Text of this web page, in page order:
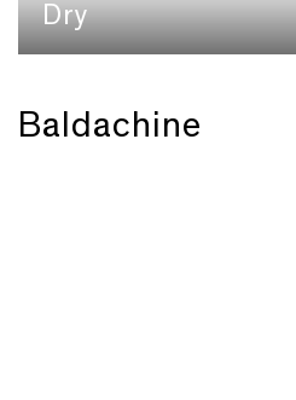
Dry
Baldachine